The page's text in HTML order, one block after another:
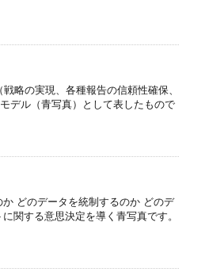
略の実現、各種報告の信頼性確保、
デル（青写真）として表したもので
どのデータを統制するのか どのデ
関する意思決定を導く青写真です。